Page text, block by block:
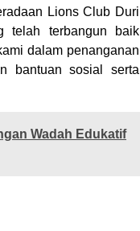
Lions Club Duri
telah terbangun baik
dalam penanganan
bantuan sosial serta
Wadah Edukatif